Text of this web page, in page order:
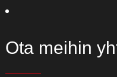
Ota meihin